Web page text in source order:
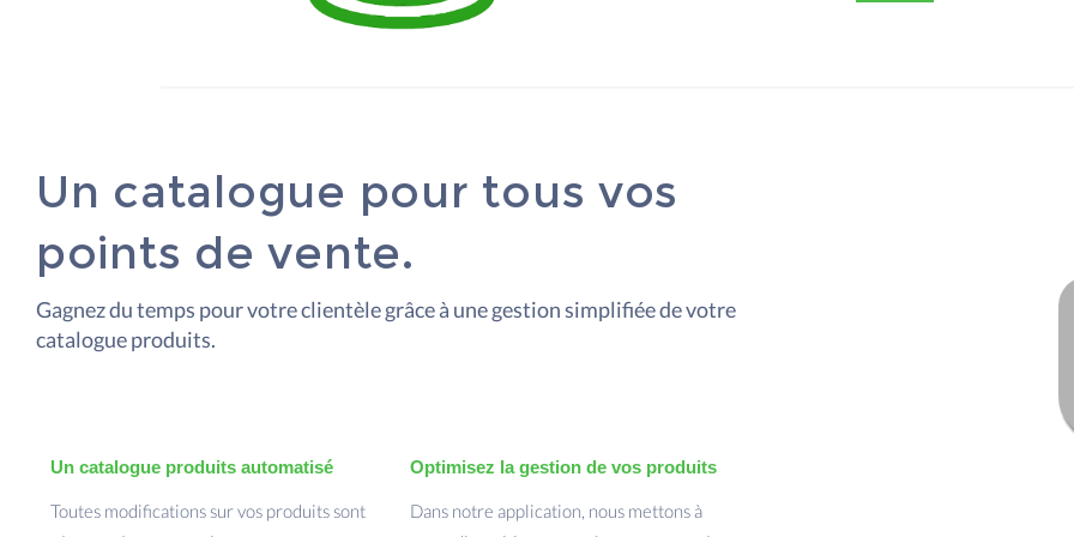
Un catalogue pour tous vos
points de vente.
Gagnez du temps pour votre clientèle grâce à une gestion simplifiée de votre
catalogue produits.
Un catalogue produits automatisé
Toutes modifications sur vos produits sont
Optimisez la gestion de vos produits
Dans notre application, nous mettons à